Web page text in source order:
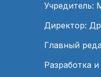
Учредитель:
Директор:
Главный
Разработка